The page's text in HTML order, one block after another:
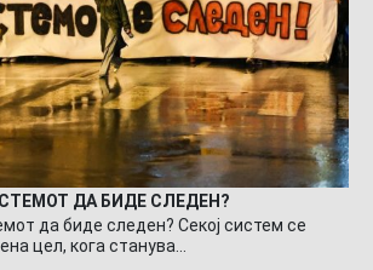
ДА БИДЕ СЛЕДЕН?
да биде следен? Секој систем се
цел, кога станува…